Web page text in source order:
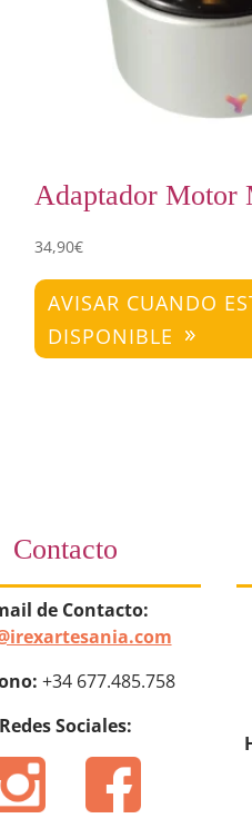
Adaptador Motor
34,90€
AVISAR CUANDO
DISPONIBLE
Contacto
de Contacto:
+34 677.485.758
Redes Sociales: